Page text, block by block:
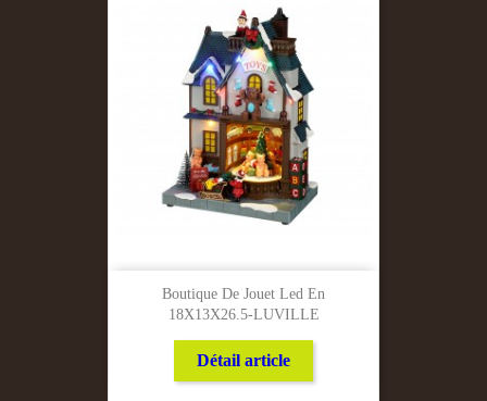
Boutique De Jouet Led En
18X13X26.5-LUVILLE
Détail article